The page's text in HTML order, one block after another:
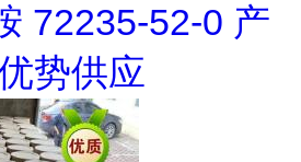
72235-52-0 产
势供应